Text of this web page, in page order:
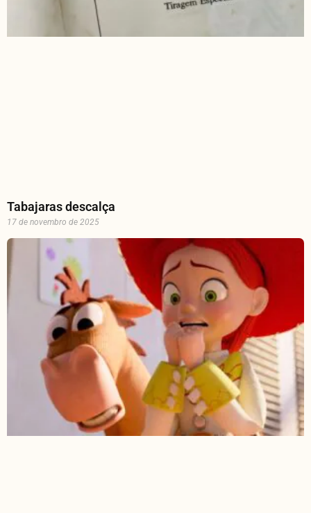
Tabajaras descalça
17 de novembro de 2025